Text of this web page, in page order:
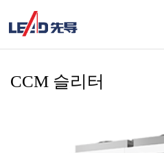
CCM 슬리터